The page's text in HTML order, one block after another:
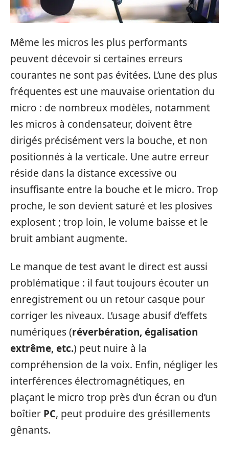
Même les micros les plus performants
peuvent décevoir si certaines erreurs
courantes ne sont pas évitées. L’une des plus
fréquentes est une mauvaise orientation du
micro : de nombreux modèles, notamment
les micros à condensateur, doivent être
dirigés précisément vers la bouche, et non
positionnés à la verticale. Une autre erreur
réside dans la distance excessive ou
insuffisante entre la bouche et le micro. Trop
proche, le son devient saturé et les plosives
explosent ; trop loin, le volume baisse et le
bruit ambiant augmente.
Le manque de test avant le direct est aussi
problématique : il faut toujours écouter un
enregistrement ou un retour casque pour
corriger les niveaux. L’usage abusif d’effets
numériques (réverbération, égalisation
extrême, etc.) peut nuire à la
compréhension de la voix. Enfin, négliger les
interférences électromagnétiques, en
plaçant le micro trop près d’un écran ou d’un
boîtier PC, peut produire des grésillements
gênants.